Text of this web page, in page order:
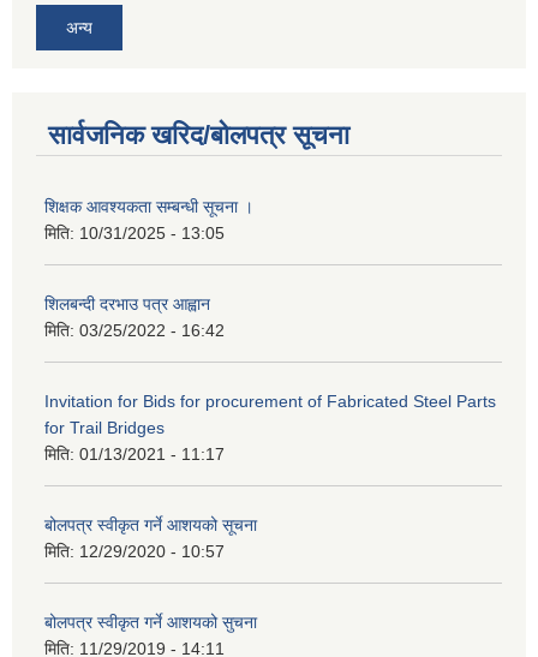
अन्य
सार्वजनिक खरिद/बोलपत्र सूचना
शिक्षक आवश्यकता सम्बन्धी सूचना ।
मिति: 10/31/2025 - 13:05
शिलबन्दी दरभाउ पत्र आह्वान
मिति: 03/25/2022 - 16:42
Invitation for Bids for procurement of Fabricated Steel Parts
for Trail Bridges
मिति: 01/13/2021 - 11:17
बोलपत्र स्वीकृत गर्ने आशयको सूचना
मिति: 12/29/2020 - 10:57
बोलपत्र स्वीकृत गर्ने आशयको सुचना
मिति: 11/29/2019 - 14:11